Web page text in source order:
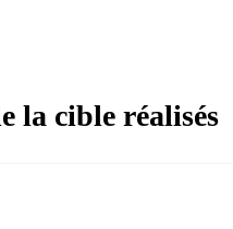
la cible réalisés